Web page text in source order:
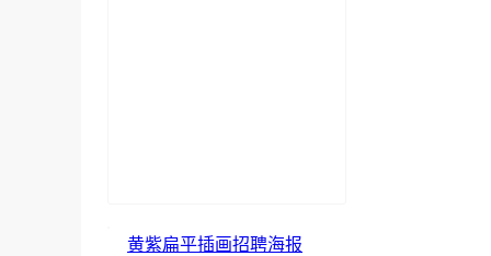
黄紫扁平插画招聘海报